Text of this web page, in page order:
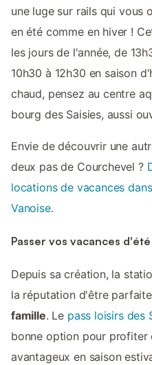
une luge sur rails qui vous
en été comme en hiver !
les jours de l'année, de
10h30 à 12h30 en saison
chaud, pensez au centre
bourg des Saisies, aussi
Envie de découvrir une
deux pas de Courchevel ?
locations de vacances
Vanoise.
Passer vos vacances d'été
Depuis sa création, la
la réputation d'être
famille. Le pass loisirs des
bonne option pour profiter
avantageux en saison